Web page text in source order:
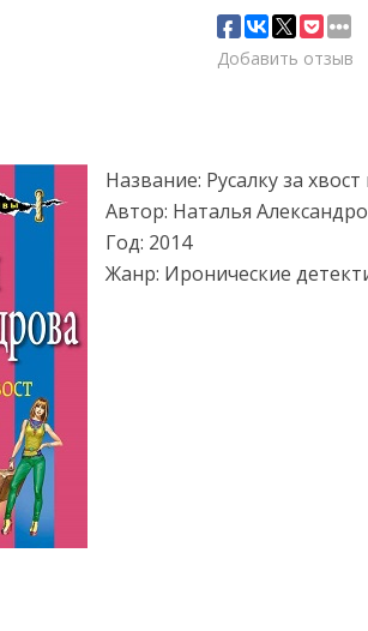
Добавить отзыв
Название: Русалку за
Автор: Наталья
Год: 2014
Жанр: Иронические